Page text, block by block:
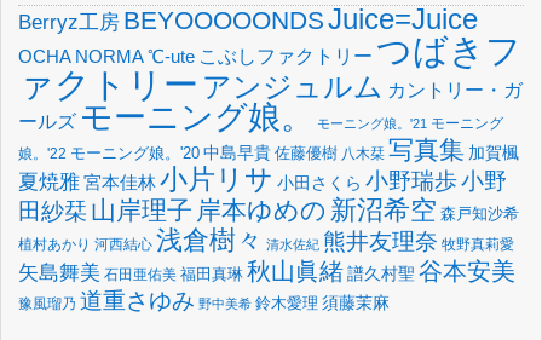
Berryz工房 BEYOOOOONDSJuice=Juice
OCHA NORMA℃-ute こぶしファクトリー つばきフ
ァクトリー アンジュルム カントリー・ガ
ールズ モーニング娘。 モーニング娘。'21 モーニング
娘。'22 モーニング娘。'20 中島早貴 佐藤優樹 八木栞 写真集 加賀楓
夏焼雅宮本佳林小片リサ 小田さくら 小野瑞歩小野
田紗栞 山岸理子 岸本ゆめの 新沼希空 森戸知沙希
植村あかり 河西結心 浅倉樹々 清水佐紀 熊井友理奈 牧野真莉愛
矢島舞美 石田亜佑美 福田真琳 秋山眞緒譜久村聖 谷本安美
豫風瑠乃 道重さゆみ 野中美希 鈴木愛理 須藤茉麻